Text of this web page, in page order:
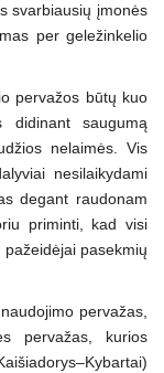
svarbiausių įmonės
per geležinkelio
pervažos būtų kuo
didinant saugumą
nelaimės. Vis
nesilaikydami
degant raudonam
priminti, kad visi
pasekmių
pervažas,
pervažas, kurios